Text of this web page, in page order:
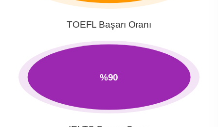
TOEFL Başarı Oranı
%90